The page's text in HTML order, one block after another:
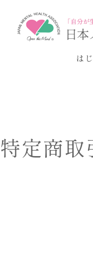
は
特定商取